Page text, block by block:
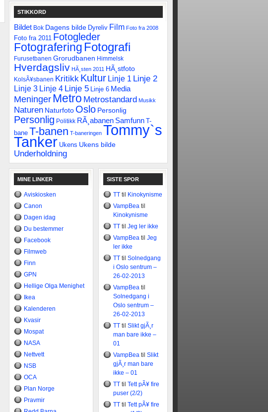
STIKKORD
Bildet Bok Dagens bilde Dyreliv Film Foto fra 2008
Foto fra 2011 Fotogleder
Fotografering Fotografi
Furusetbanen Grorudbanen Himmelsk
Hverdagsliv HÃ¸sten 2011 HÃ¸stfoto
KolsÃ¥sbanen Kritikk Kultur Linje 1 Linje 2
Linje 3 Linje 4 Linje 5 Linje 6 Media
Meninger Metro Metrostandard Musikk
Naturen Naturfoto Oslo Personlig
Personlig Politikk RÃ¸abanen Samfunn T-
bane T-banen T-baneringen Tommy`s
Tanker Ukens Ukens bilde
Underholdning
MINE LINKER
Aviskiosken
Canon
Dagen idag
Du bestemmer
Facebook
Filmweb
Finn
GPN
Hellige Olga Menighet
Ikea
Kalenderen
Kvasir
Mospat
NASA
Nettvett
NSB
OCA
Plan Norge
Pravmir
SISTE SPOR
TT til
Kinokynisme
VampBea til
Kinokynisme
TT til Jeg ler ikke
VampBea til Jeg
ler ikke
TT til Solnedgang
i Oslo sentrum –
26-02-2013
VampBea til
Solnedgang i
Oslo sentrum –
26-02-2013
TT til Slikt gjÃ¸r
man bare ikke –
01
VampBea til Slikt
gjÃ¸r man bare
ikke – 01
TT til Tett pÃ¥ fire
puser (2/2)
TT til Tett pÃ¥ fire